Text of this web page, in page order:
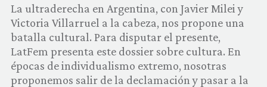
LATFEMLAB.
PRODUCTOS
COMUNIDAD
La ultraderecha en Argentina, con Javier Milei y
Victoria Villarruel a la cabeza, nos propone una
batalla cultural. Para disputar el presente,
LatFem presenta este dossier sobre cultura. En
épocas de individualismo extremo, nosotras
proponemos salir de la declamación y pasar a la